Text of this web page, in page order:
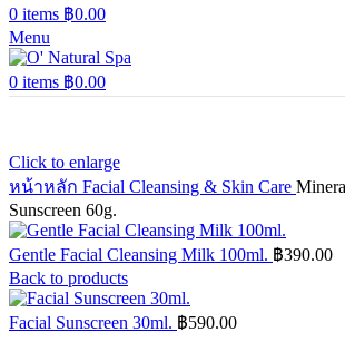
0 items ฿0.00
Menu
0 items ฿0.00
Click to enlarge
หน้าหลัก Facial Cleansing & Skin Care
Sunscreen 60g.
Gentle Facial Cleansing Milk 100ml. ฿390.00
Back to products
Facial Sunscreen 30ml. ฿590.00